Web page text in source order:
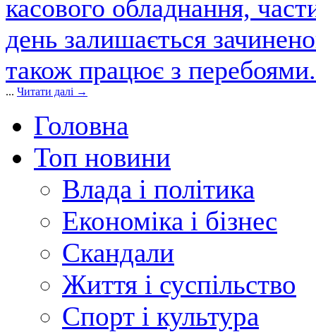
касового обладнання,
день залишається
також працює з
... Читати далі →
Головна
Топ новини
Влада і політика
Економіка і бізнес
Скандали
Життя і суспільство
Спорт і культура